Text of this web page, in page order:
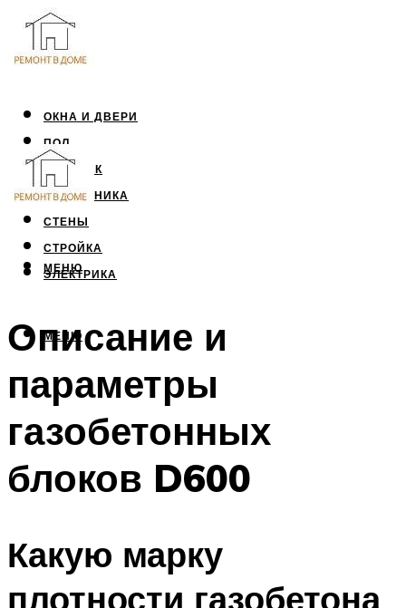
ОКНА И ДВЕРИ
ПОЛ
ПОТОЛОК
САНТЕХНИКА
СТЕНЫ
СТРОЙКА
ЭЛЕКТРИКА
МЕНЮ
МЕНЮ
Описание и
параметры
газобетонных
блоков D600
Какую марку
плотности газобетона